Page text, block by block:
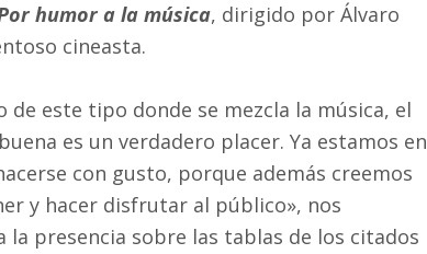
humor a la música, dirigido por Álvaro
cineasta.
de este tipo donde se mezcla la música, el
es un verdadero placer. Ya estamos en
con gusto, porque además creemos
y hacer disfrutar al público», nos
la presencia sobre las tablas de los citados